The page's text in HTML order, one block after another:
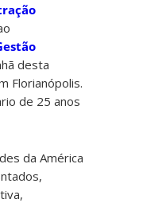
desta
Florianópolis.
de 25 anos
da América